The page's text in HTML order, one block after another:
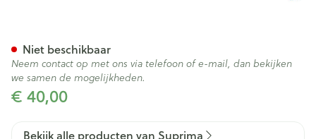
€ 40,00
Niet beschikbaar
Neem contact op met ons via telefoon of e-mail, dan bekijken
we samen de mogelijkheden.
Bekijk alle producten van Suprima